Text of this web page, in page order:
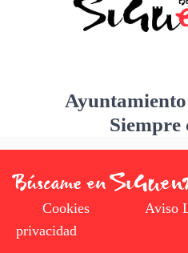
Ayuntamiento
Siempre
Cookies Aviso
privacidad